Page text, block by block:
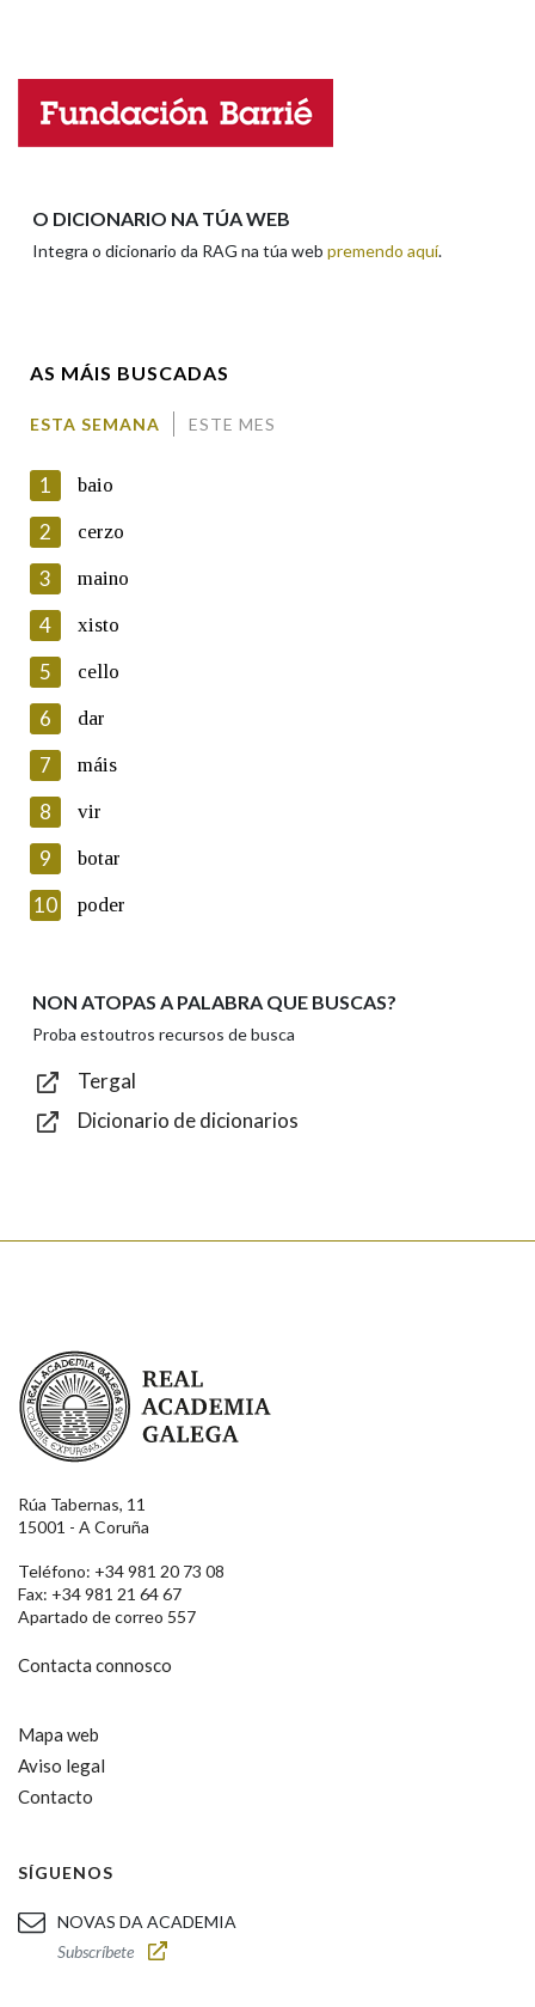
Nome
En cumprimento da normativa vixente en materia de
Protección de Datos de Carácter Persoal, a Real Academia
Galega informa a aqueles usuarios que faciliten o seu correo
electrónico, así como calquera outra información de carácter
persoal, que estes datos serán obxecto de tratamento
automatizado de carácter confidencial e incorporados aos seus
ficheiros informáticos. Así mesmo, os usuarios poderán exercer o
seu dereito de acceso, rectificación, oposición e cancelación dos
seus datos poñéndose en contacto connosco.
Lin e acepto as condicións da política de
Introduce o código que aparece na imaxe:
Texto de verificación
O DICIONARIO NA TÚA WEB
Integra o dicionario da RAG na túa web premendo aquí.
AS MÁIS BUSCADAS
ESTA SEMANA ESTE MES
1 baio
2 cerzo
3 maino
4 xisto
5 cello
6 dar
7 máis
8 vir
9 botar
10 poder
NON ATOPAS A PALABRA QUE BUSCAS?
Proba estoutros recursos de busca
Tergal
Dicionario de dicionarios
Real Academia Galega
Rúa Tabernas, 11
15001 - A Coruña
Teléfono: +34 981 20 73 08
Fax: +34 981 21 64 67
Apartado de correo 557
Contacta connosco
Mapa web
Aviso legal
Contacto
SÍGUENOS
NOVAS DA ACADEMIA
Subscríbete